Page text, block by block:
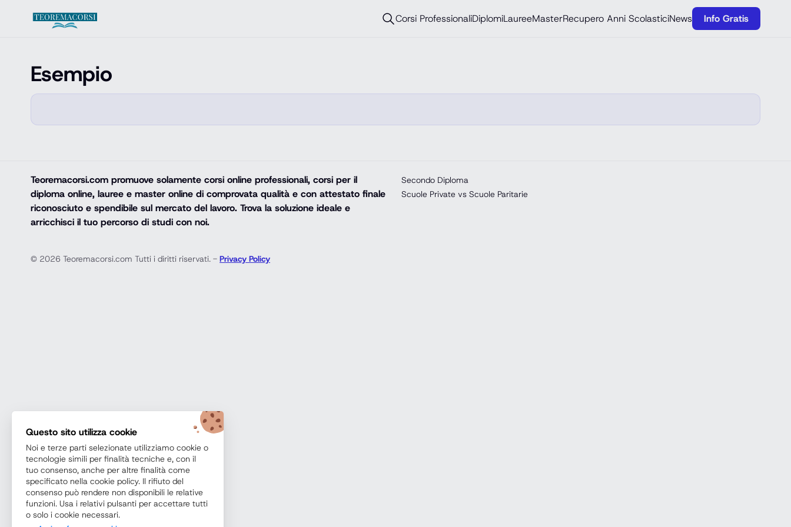
Corsi ProfessionaliDiplomiLaureeMasterRecupero Anni ScolasticiNews Info Gratis
Esempio
Teoremacorsi.com promuove solamente corsi online professionali, corsi per il
diploma online, lauree e master online di comprovata qualità e con attestato finale
riconosciuto e spendibile sul mercato del lavoro. Trova la soluzione ideale e
arricchisci il tuo percorso di studi con noi.
Secondo Diploma
Scuole Private vs Scuole Paritarie
© 2026 Teoremacorsi.com Tutti i diritti riservati. - Privacy Policy
Questo sito utilizza cookie
Noi e terze parti selezionate utilizziamo cookie o
tecnologie simili per finalità tecniche e, con il
tuo consenso, anche per altre finalità come
specificato nella cookie policy. Il rifiuto del
consenso può rendere non disponibili le relative
funzioni. Usa i relativi pulsanti per accettare tutti
o solo i cookie necessari.